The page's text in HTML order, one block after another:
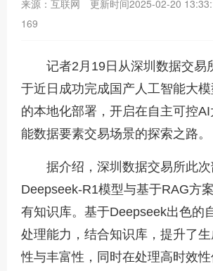
来源：互联网 更新时间2025-02-20
169
记者2月19日从深圳数据交易
于近日成功完成国产人工智能大
的本地化部署，开启在自主可控
能数据要素交易场景的探索之路。
据介绍，深圳数据交易所此
Deepseek-R1模型与基于RAG方
有知识库。基于Deepseek出色的
处理能力，结合知识库，提升了
性与丰富性，同时在处理高时效